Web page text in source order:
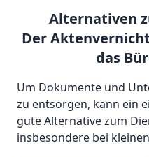
Alternativen
Der
das
Um Dokumente und
zu entsorgen, kann ein
gute Alternative zum
insbesondere bei